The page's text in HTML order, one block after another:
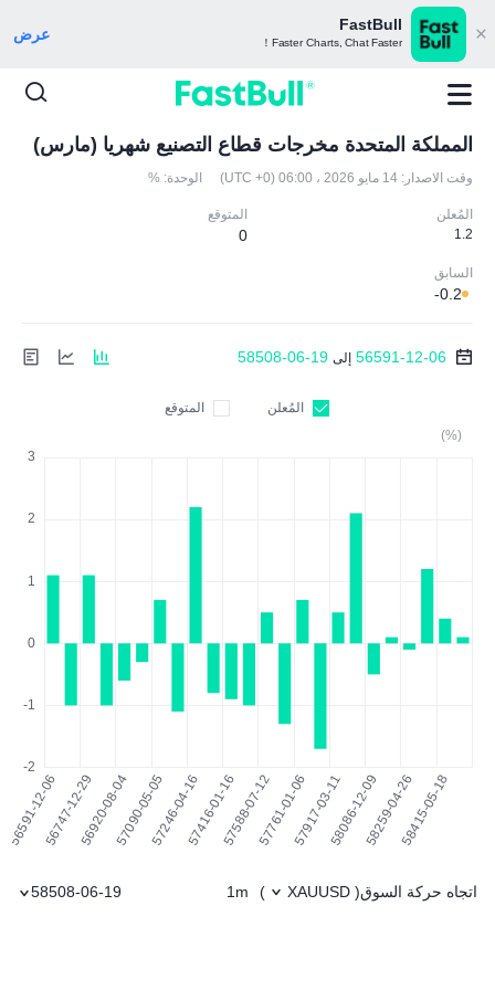
FastBull
Faster Charts, Chat Faster！ عرض
المملكة المتحدة مخرجات قطاع التصنيع شهريا (مارس)
وقت الاصدار: 14 مايو 2026 ، 06:00 (UTC +0) الوحدة: %
المُعلن
1.2
المتوقع
0
السابق
-0.2
56591-12-06 إلى 58508-06-19
المُعلن
المتوقع
(%)
اتجاه حركة السوق(
XAUUSD
)
1m
58508-06-19